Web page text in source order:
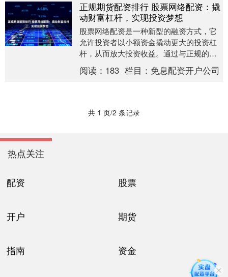
正规期货配资排行 股票网络配资：撬
动财富杠杆，实现投资梦想
股票网络配资是一种新型的融资方式，它
允许投资者以小额资金撬动更大的投资杠
杆，从而放大投资收益。通过与正规的配
资公司合作正规期货配资排行，投资者可
以获得高达数倍于....
阅读： 183 栏目： 免息配资开户公司
共 1 页/2 条记录
热点关注
配资 股票
开户 期货
指南 资金